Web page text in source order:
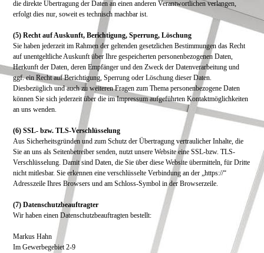
die direkte Übertragung der Daten an einen anderen Verantwortlichen verlangen,
erfolgt dies nur, soweit es technisch machbar ist.
(5) Recht auf Auskunft, Berichtigung, Sperrung, Löschung
Sie haben jederzeit im Rahmen der geltenden gesetzlichen Bestimmungen das Recht
auf unentgeltliche Auskunft über Ihre gespeicherten personenbezogenen Daten,
Herkunft der Daten, deren Empfänger und den Zweck der Datenverarbeitung und
ggf. ein Recht auf Berichtigung, Sperrung oder Löschung dieser Daten.
Diesbezüglich und auch zu weiteren Fragen zum Thema personenbezogene Daten
können Sie sich jederzeit über die im Impressum aufgeführten Kontaktmöglichkeiten
an uns wenden.
(6) SSL- bzw. TLS-Verschlüsselung
Aus Sicherheitsgründen und zum Schutz der Übertragung vertraulicher Inhalte, die
Sie an uns als Seitenbetreiber senden, nutzt unsere Website eine SSL-bzw. TLS-
Verschlüsselung. Damit sind Daten, die Sie über diese Website übermitteln, für Dritte
nicht mitlesbar. Sie erkennen eine verschlüsselte Verbindung an der „https://“
Adresszeile Ihres Browsers und am Schloss-Symbol in der Browserzeile.
(7) Datenschutzbeauftragter
Wir haben einen Datenschutzbeauftragten bestellt:
Markus Hahn
Im Gewerbegebiet 2-9